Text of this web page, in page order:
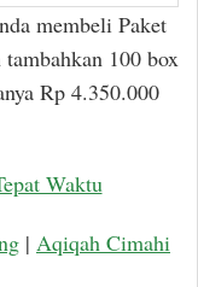
membeli Paket
100 box
Rp 4.350.000
Waktu
| Aqiqah Cimahi